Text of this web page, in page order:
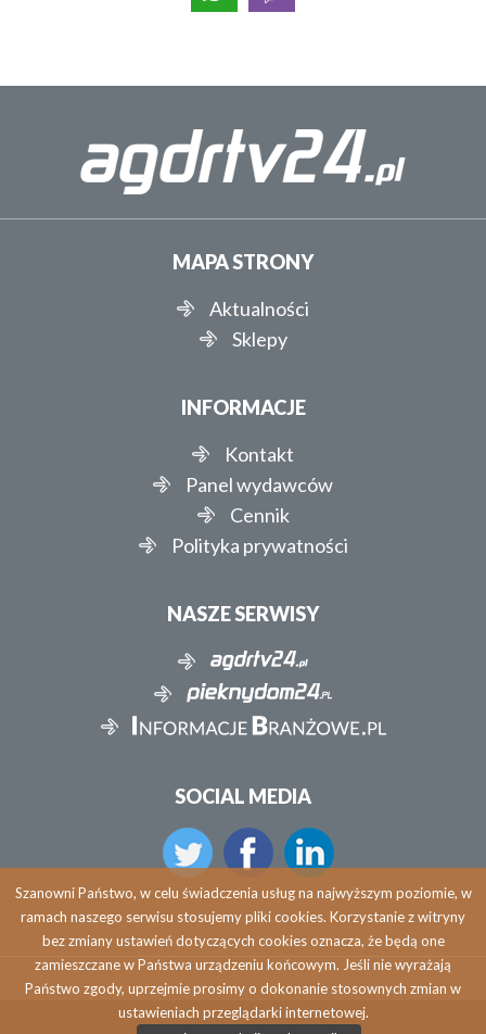
MAPA STRONY
Aktualności
Sklepy
INFORMACJE
Kontakt
Panel wydawców
Cennik
Polityka prywatności
NASZE SERWISY
SOCIAL MEDIA
Szanowni Państwo, w celu świadczenia usług na najwyższym poziomie, w
ramach naszego serwisu stosujemy pliki cookies. Korzystanie z witryny
bez zmiany ustawień dotyczących cookies oznacza, że będą one
zamieszczane w Państwa urządzeniu końcowym. Jeśli nie wyrażają
Państwo zgody, uprzejmie prosimy o dokonanie stosownych zmian w
ustawieniach przeglądarki internetowej.